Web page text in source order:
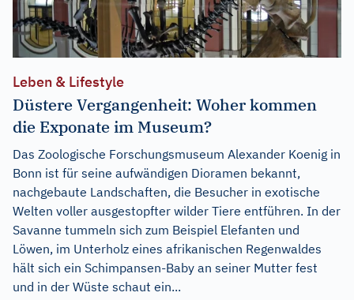
Leben & Lifestyle
Düstere Vergangenheit: Woher kommen
die Exponate im Museum?
Das Zoologische Forschungsmuseum Alexander Koenig in
Bonn ist für seine aufwändigen Dioramen bekannt,
nachgebaute Landschaften, die Besucher in exotische
Welten voller ausgestopfter wilder Tiere entführen. In der
Savanne tummeln sich zum Beispiel Elefanten und
Löwen, im Unterholz eines afrikanischen Regenwaldes
hält sich ein Schimpansen-Baby an seiner Mutter fest
und in der Wüste schaut ein...